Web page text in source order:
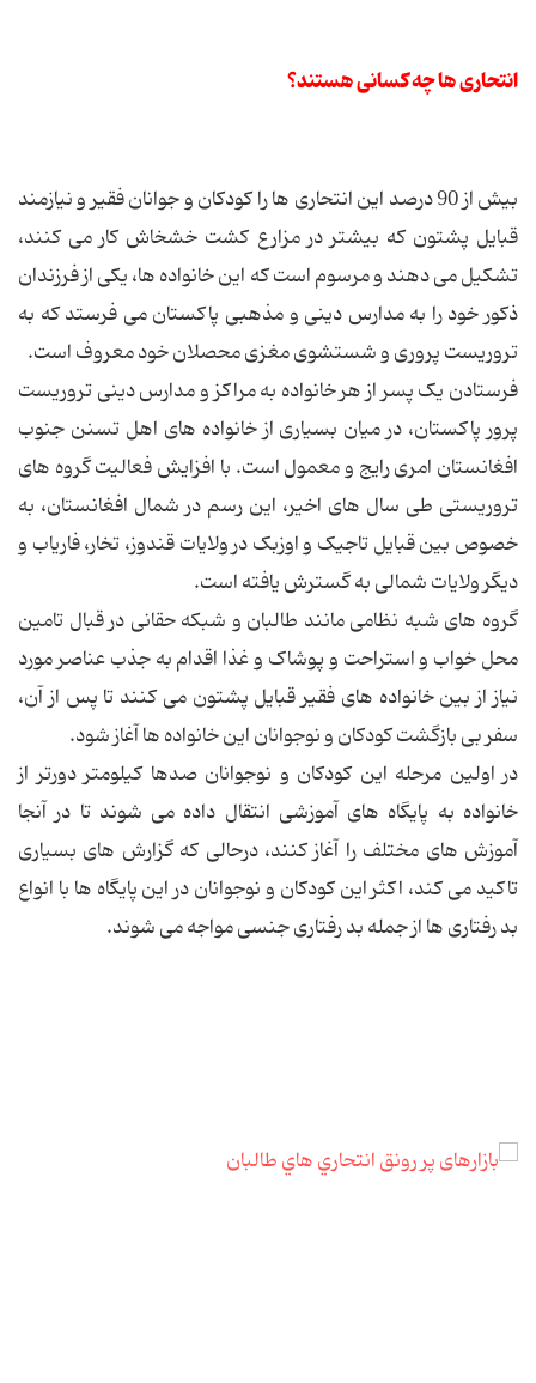
انتحاری ها چه کسانی هستند؟
بیش از 90 درصد این انتحاری ها را کودکان و جوانان فقیر و نیازمند
قبایل پشتون که بیشتر در مزارع کشت خشخاش کار می کنند،
تشکیل می دهند و مرسوم است که این خانواده ها، یکی از فرزندان
ذکور خود را به مدارس دینی و مذهبی پاکستان می فرستد که به
تروریست پروری و شستشوی مغزی محصلان خود معروف است.
فرستادن یک پسر از هر خانواده به مراکز و مدارس دینی تروریست
پرور پاکستان، در میان بسیاری از خانواده های اهل تسنن جنوب
افغانستان امری رایج و معمول است. با افزایش فعالیت گروه های
تروریستی طی سال های اخیر، این رسم در شمال افغانستان، به
خصوص بین قبایل تاجیک و اوزبک در ولایات قندوز، تخار، فاریاب و
دیگر ولایات شمالی به گسترش یافته است.
گروه های شبه نظامی مانند طالبان و شبکه حقانی در قبال تامین
محل خواب و استراحت و پوشاک و غذا اقدام به جذب عناصر مورد
نیاز از بین خانواده های فقیر قبایل پشتون می کنند تا پس از آن،
سفر بی بازگشت کودکان و نوجوانان این خانواده ها آغاز شود.
در اولین مرحله این کودکان و نوجوانان صدها کیلومتر دورتر از
خانواده به پایگاه های آموزشی انتقال داده می شوند تا در آنجا
آموزش های مختلف را آغاز کنند، درحالی که گزارش های بسیاری
تاکید می کند، اکثر این کودکان و نوجوانان در این پایگاه ها با انواع
بد رفتاری ها از جمله بد رفتاری جنسی مواجه می شوند.